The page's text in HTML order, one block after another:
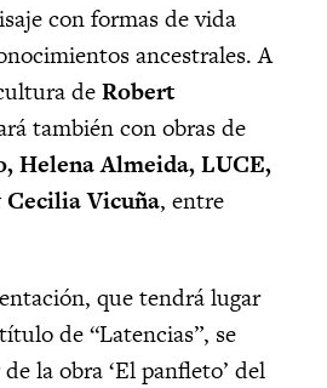
con formas de vida
ancestrales. A
deRobert
también con obras de
Helena Almeida, LUCE,
Vicuña, entre
que tendrá lugar
de “Latencias”, se
la obra ‘El panfleto’ del